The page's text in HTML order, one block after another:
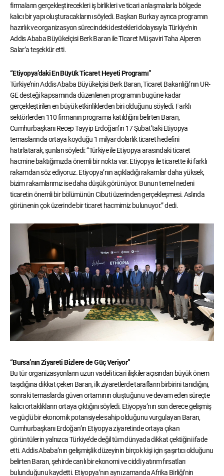
firmaların gerçekleştirecekleri iş birlikleri ve ticari anlaşmalarla bölgede
kalıcı bir yapı oluşturacaklarını söyledi. Başkan Burkay ayrıca programın
hazırlık ve organizasyon sürecindeki destekleri dolayısıyla Türkiye’nin
Addis Ababa Büyükelçisi Berk Baran ile Ticaret Müşaviri Taha Alperen
Salar’a teşekkür etti.
“Etiyopya’daki En Büyük Ticaret Heyeti Programı”
Türkiye’nin Addis Ababa Büyükelçisi Berk Baran, Ticaret Bakanlığı’nın UR-
GE desteği kapsamında düzenlenen programın bugüne kadar
gerçekleştirilen en büyük etkinliklerden biri olduğunu söyledi. Farklı
sektörlerden 110 firmanın programa katıldığını belirten Baran,
Cumhurbaşkanı Recep Tayyip Erdoğan’ın 17 Şubat’taki Etiyopya
temaslarında ortaya koyduğu 1 milyar dolarlık ticaret hedefini
hatırlatarak, şunları söyledi: “Türkiye ile Etiyopya arasındaki ticaret
hacmine baktığımızda önemli bir nokta var. Etiyopya ile ticarette iki farklı
rakamdan söz ediyoruz. Etiyopya’nın açıkladığı rakamlar daha yüksek,
bizim rakamlarımız ise daha düşük görünüyor. Bunun temel nedeni
ticaretin önemli bir bölümünün Cibuti üzerinden gerçekleşmesi. Aslında
görünenin çok üzerinde bir ticaret hacmimiz bulunuyor.” dedi.
“Bursa’nın Ziyareti Bizlere de Güç Veriyor”
Bu tür organizasyonların uzun vadeli ticari ilişkiler açısından büyük önem
taşıdığına dikkat çeken Baran, ilk ziyaretlerde tarafların birbirini tanıdığını,
sonraki temaslarda güven ortamının oluştuğunu ve devam eden süreçte
kalıcı ortaklıkların ortaya çıktığını söyledi. Etiyopya’nın son derece gelişmiş
ve güçlü bir ekonomik potansiyele sahip olduğunu vurgulayan Baran,
Cumhurbaşkanı Erdoğan’ın Etiyopya ziyaretinde ortaya çıkan
görüntülerin yalnızca Türkiye’de değil tüm dünyada dikkat çektiğini ifade
etti. Addis Ababa’nın gelişmişlik düzeyinin birçok kişi için şaşırtıcı olduğunu
belirten Baran, şehirde canlı bir ekonomi ve ciddi yatırım fırsatları
bulunduğunu kaydetti. Etiyopya’nın aynı zamanda Afrika Birliği’nin